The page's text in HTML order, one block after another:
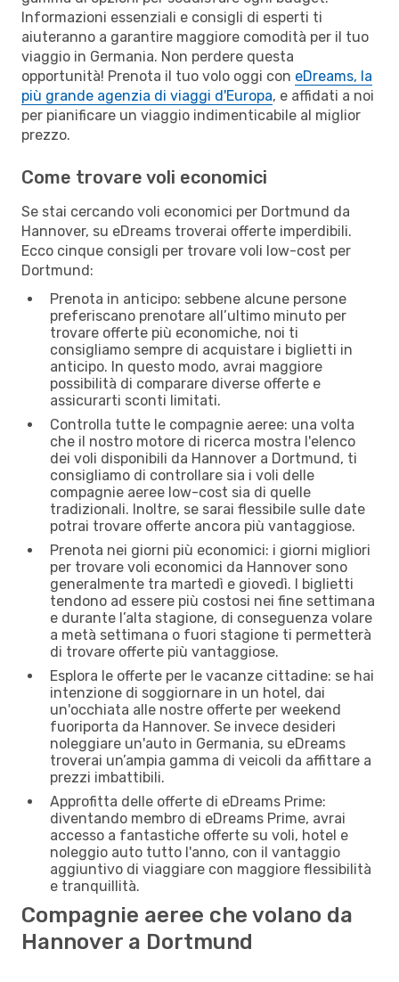
Informazioni essenziali e consigli di esperti ti
aiuteranno a garantire maggiore comodità per il tuo
viaggio in Germania. Non perdere questa
opportunità! Prenota il tuo volo oggi con eDreams, la
più grande agenzia di viaggi d'Europa, e affidati a noi
per pianificare un viaggio indimenticabile al miglior
prezzo.
Come trovare voli economici
Se stai cercando voli economici per Dortmund da
Hannover, su eDreams troverai offerte imperdibili.
Ecco cinque consigli per trovare voli low-cost per
Dortmund:
Prenota in anticipo: sebbene alcune persone
preferiscano prenotare all’ultimo minuto per
trovare offerte più economiche, noi ti
consigliamo sempre di acquistare i biglietti in
anticipo. In questo modo, avrai maggiore
possibilità di comparare diverse offerte e
assicurarti sconti limitati.
Controlla tutte le compagnie aeree: una volta
che il nostro motore di ricerca mostra l'elenco
dei voli disponibili da Hannover a Dortmund, ti
consigliamo di controllare sia i voli delle
compagnie aeree low-cost sia di quelle
tradizionali. Inoltre, se sarai flessibile sulle date
potrai trovare offerte ancora più vantaggiose.
Prenota nei giorni più economici: i giorni migliori
per trovare voli economici da Hannover sono
generalmente tra martedì e giovedì. I biglietti
tendono ad essere più costosi nei fine settimana
e durante l’alta stagione, di conseguenza volare
a metà settimana o fuori stagione ti permetterà
di trovare offerte più vantaggiose.
Esplora le offerte per le vacanze cittadine: se hai
intenzione di soggiornare in un hotel, dai
un'occhiata alle nostre offerte per weekend
fuoriporta da Hannover. Se invece desideri
noleggiare un'auto in Germania, su eDreams
troverai un’ampia gamma di veicoli da affittare a
prezzi imbattibili.
Approfitta delle offerte di eDreams Prime:
diventando membro di eDreams Prime, avrai
accesso a fantastiche offerte su voli, hotel e
noleggio auto tutto l'anno, con il vantaggio
aggiuntivo di viaggiare con maggiore flessibilità
e tranquillità.
Compagnie aeree che volano da
Hannover a Dortmund